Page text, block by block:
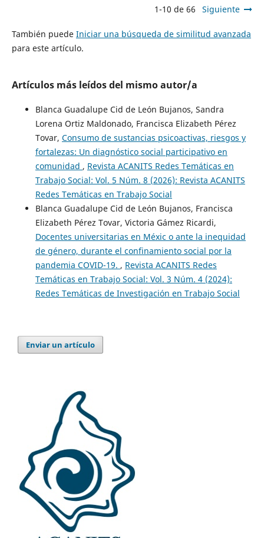
1-10 de 66 Siguiente
También puede Iniciar una búsqueda de similitud avanzada
para este artículo.
Artículos más leídos del mismo autor/a
Blanca Guadalupe Cid de León Bujanos, Sandra
Lorena Ortiz Maldonado, Francisca Elizabeth Pérez
Tovar, Consumo de sustancias psicoactivas, riesgos y
fortalezas: Un diagnóstico social participativo en
comunidad , Revista ACANITS Redes Temáticas en
Trabajo Social: Vol. 5 Núm. 8 (2026): Revista ACANITS
Redes Temáticas en Trabajo Social
Blanca Guadalupe Cid de León Bujanos, Francisca
Elizabeth Pérez Tovar, Victoria Gámez Ricardi,
Docentes universitarias en Méxic o ante la inequidad
de género, durante el confinamiento social por la
pandemia COVID-19. , Revista ACANITS Redes
Temáticas en Trabajo Social: Vol. 3 Núm. 4 (2024):
Redes Temáticas de Investigación en Trabajo Social
Enviar un artículo